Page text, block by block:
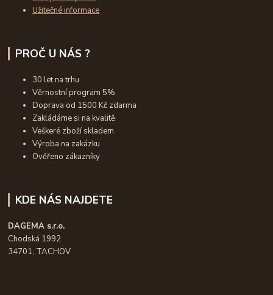
Užitečné informace
PROČ U NÁS ?
30 let na trhu
Věrnostní program 5%
Doprava od 1500 Kč zdarma
Zakládáme si na kvalitě
Veškeré zboží skladem
Výroba na zakázku
Ověřeno zákazníky
KDE NÁS NAJDETE
DAGEMA s.r.o.
Chodská 1992
34701, TACHOV